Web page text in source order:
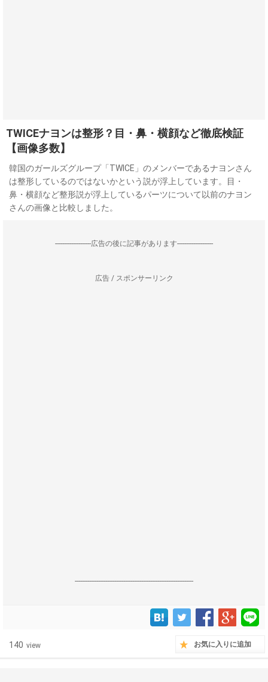
TWICEナヨンは整形？目・鼻・横顔など徹底検証
【画像多数】
韓国のガールズグループ「TWICE」のメンバーであるナヨンさん
は整形しているのではないかという説が浮上しています。目・
鼻・横顔など整形説が浮上しているパーツについて以前のナヨン
さんの画像と比較しました。
--------------------広告の後に記事があります--------------------
広告 / スポンサーリンク
------------------------------------------------------------------
140 view お気に入りに追加